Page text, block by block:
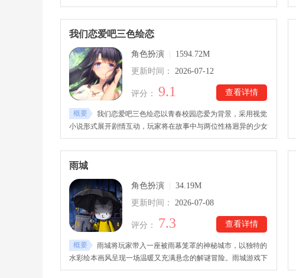
橙光游戏里，玩家可以化身不同身份，在女主、配角、反派等角
色路线中体验各类恋爱剧情，与吴世勋、边伯贤、金钟仁等角色
展开专属故事。每个世界都有独立的发展方向和结局设定，丰富
我们恋爱吧三色绘恋
角色扮演
1594.72M
更新时间：
2026-07-12
查看详情
评分： 9.1
概要
我们恋爱吧三色绘恋以青春校园恋爱为背景，采用视觉
小说形式展开剧情互动，玩家将在故事中与两位性格迥异的少女
相遇，通过日常交流、事件选择以及情感培养，逐渐推动关系发
展，谱写属于自己的青春篇章。我们恋爱吧三色绘恋手游下载
后，游戏采用清新细腻的二次元美术风格，搭配丰富的剧情文本
与成长回忆。
雨城
角色扮演
34.19M
更新时间：
2026-07-08
查看详情
评分： 7.3
概要
雨城将玩家带入一座被雨幕笼罩的神秘城市，以独特的
水彩绘本画风呈现一场温暖又充满悬念的解谜冒险。雨城游戏下
载后，常年阴雨的街道、充满故事的小镇环境，以及性格各异的